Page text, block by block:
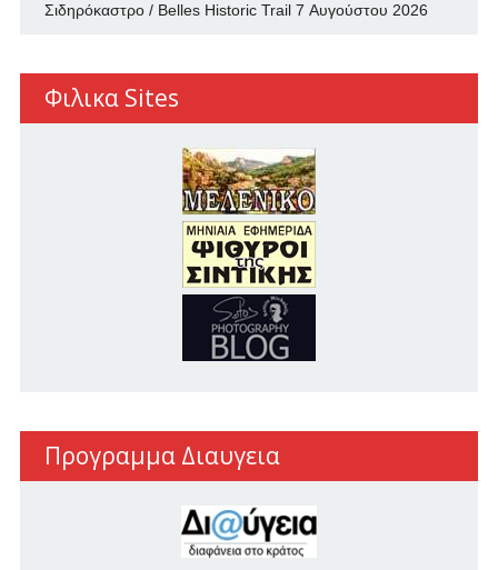
Σιδηρόκαστρο / Belles Historic Trail 7 Αυγούστου 2026
Φιλικα Sites
Προγραμμα Διαυγεια